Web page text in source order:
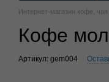
Интернет-магазин кофе,
Кофе
Артикул: gem004